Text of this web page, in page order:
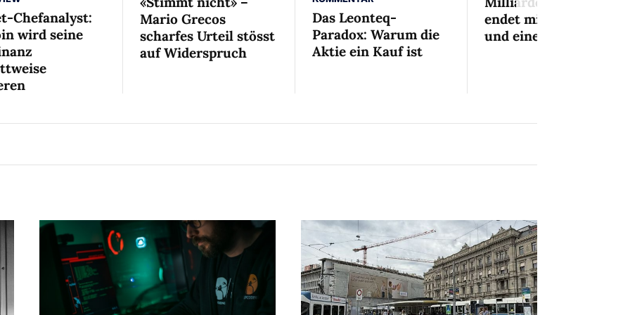
Chefanalyst:
wird seine
Mario Grecos
scharfes Urteil stösst
auf Widerspruch
Das Leonteq-
Paradox: Warum die
Aktie ein Kauf ist
endet mit Mini-Busse
und einem Bedingten